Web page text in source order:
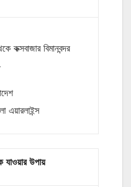
কক্সবাজার বিমানবন্দর
এয়ারলাইন্স
যাওয়ার উপায়